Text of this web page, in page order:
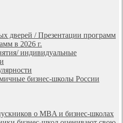
дверей / Презентации программ
в 2026 г.
индивидуальные
бизнес-школы России
о MBA и бизнес-школах